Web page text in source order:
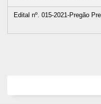
Edital nº. 015-2021-Pregão